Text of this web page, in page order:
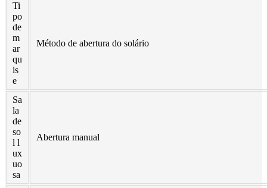
Ti
po
de
m
ar
qu
is
e
Método de abertura do solário
Sa
la
de
so
l l
ux
uo
sa
Abertura manual